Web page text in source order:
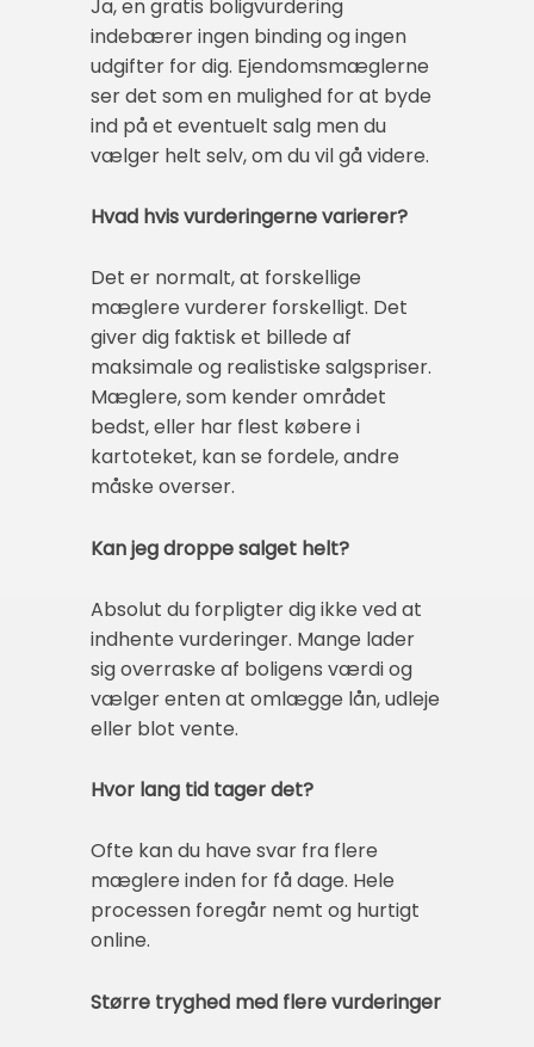
Ja, en gratis boligvurdering
indebærer ingen binding og ingen
udgifter for dig. Ejendomsmæglerne
ser det som en mulighed for at byde
ind på et eventuelt salg men du
vælger helt selv, om du vil gå videre.
Hvad hvis vurderingerne varierer?
Det er normalt, at forskellige
mæglere vurderer forskelligt. Det
giver dig faktisk et billede af
maksimale og realistiske salgspriser.
Mæglere, som kender området
bedst, eller har flest købere i
kartoteket, kan se fordele, andre
måske overser.
Kan jeg droppe salget helt?
Absolut du forpligter dig ikke ved at
indhente vurderinger. Mange lader
sig overraske af boligens værdi og
vælger enten at omlægge lån, udleje
eller blot vente.
Hvor lang tid tager det?
Ofte kan du have svar fra flere
mæglere inden for få dage. Hele
processen foregår nemt og hurtigt
online.
Større tryghed med flere vurderinger